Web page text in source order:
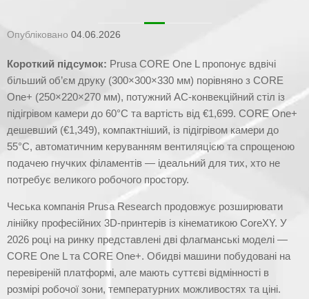
Опубліковано 04.06.2026
Короткий підсумок: Prusa CORE One L пропонує вдвічі
більший об’єм друку (300×300×330 мм) порівняно з CORE
One+ (250×220×270 мм), потужний AC-конвекційний стіл із
підігрівом камери до 60°C та вартість від €1,699. CORE One+
дешевший (€1,349), компактніший, із підігрівом камери до
55°C, автоматичним керуванням вентиляцією та спрощеною
подачею гнучких філаментів — ідеальний для тих, хто не
потребує великого робочого простору.
Чеська компанія Prusa Research продовжує розширювати
лінійку професійних 3D-принтерів із кінематикою CoreXY. У
2026 році на ринку представлені дві флагманські моделі —
CORE One L та CORE One+. Обидві машини побудовані на
перевіреній платформі, але мають суттєві відмінності в
розмірі робочої зони, температурних можливостях та ціні.